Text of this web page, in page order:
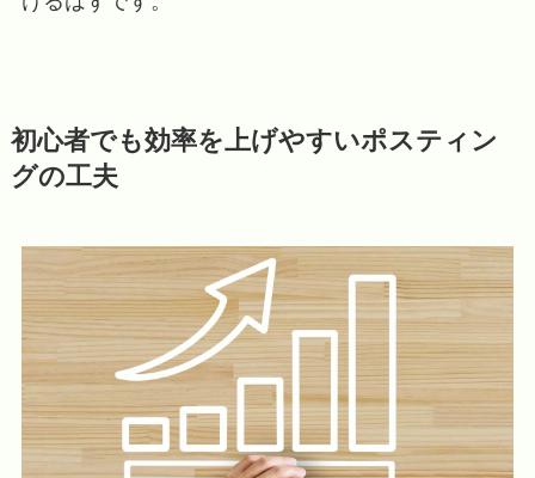
初心者でも効率を上げやすいポスティン
グの工夫